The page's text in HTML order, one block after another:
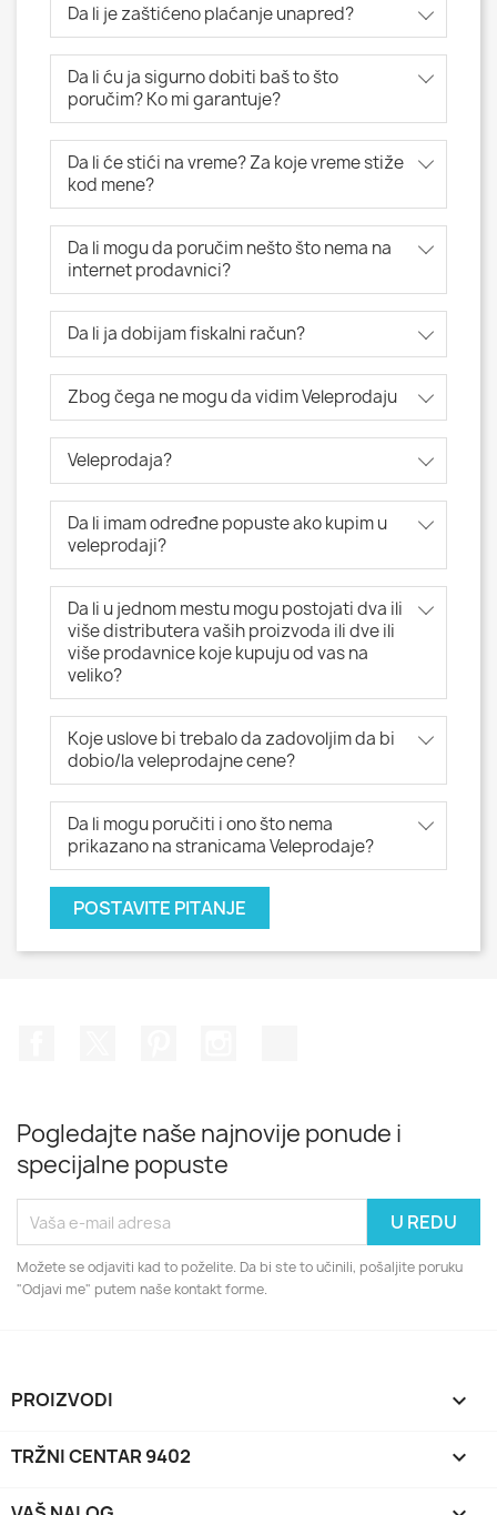
Da li je zaštićeno plaćanje unapred?
Da li ću ja sigurno dobiti baš to što
poručim? Ko mi garantuje?
Da li će stići na vreme? Za koje vreme stiže
kod mene?
Da li mogu da poručim nešto što nema na
internet prodavnici?
Da li ja dobijam fiskalni račun?
Zbog čega ne mogu da vidim Veleprodaju
Veleprodaja?
Da li imam određne popuste ako kupim u
veleprodaji?
Da li u jednom mestu mogu postojati dva ili
više distributera vaših proizvoda ili dve ili
više prodavnice koje kupuju od vas na
veliko?
Koje uslove bi trebalo da zadovoljim da bi
dobio/la veleprodajne cene?
Da li mogu poručiti i ono što nema
prikazano na stranicama Veleprodaje?
POSTAVITE PITANJE
Pogledajte naše najnovije ponude i
specijalne popuste
Možete se odjaviti kad to poželite. Da bi ste to učinili, pošaljite poruku
"Odjavi me" putem naše kontakt forme.
PROIZVODI 
TRŽNI CENTAR 9402 